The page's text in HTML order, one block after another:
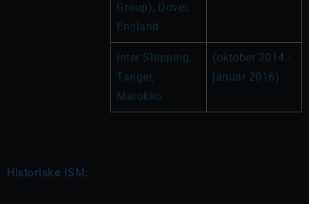
Group), Dover,
England
Inter Shipping,
Tanger,
Marokko
(oktober 2014 -
januar 2016)
Historiske ISM: